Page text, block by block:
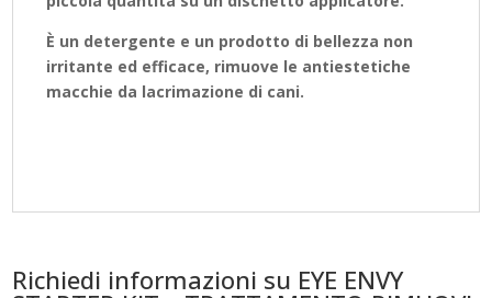
È un detergente e un prodotto di bellezza non
irritante ed efficace, rimuove le antiestetiche
macchie da lacrimazione di cani.
Richiedi informazioni su EYE ENVY